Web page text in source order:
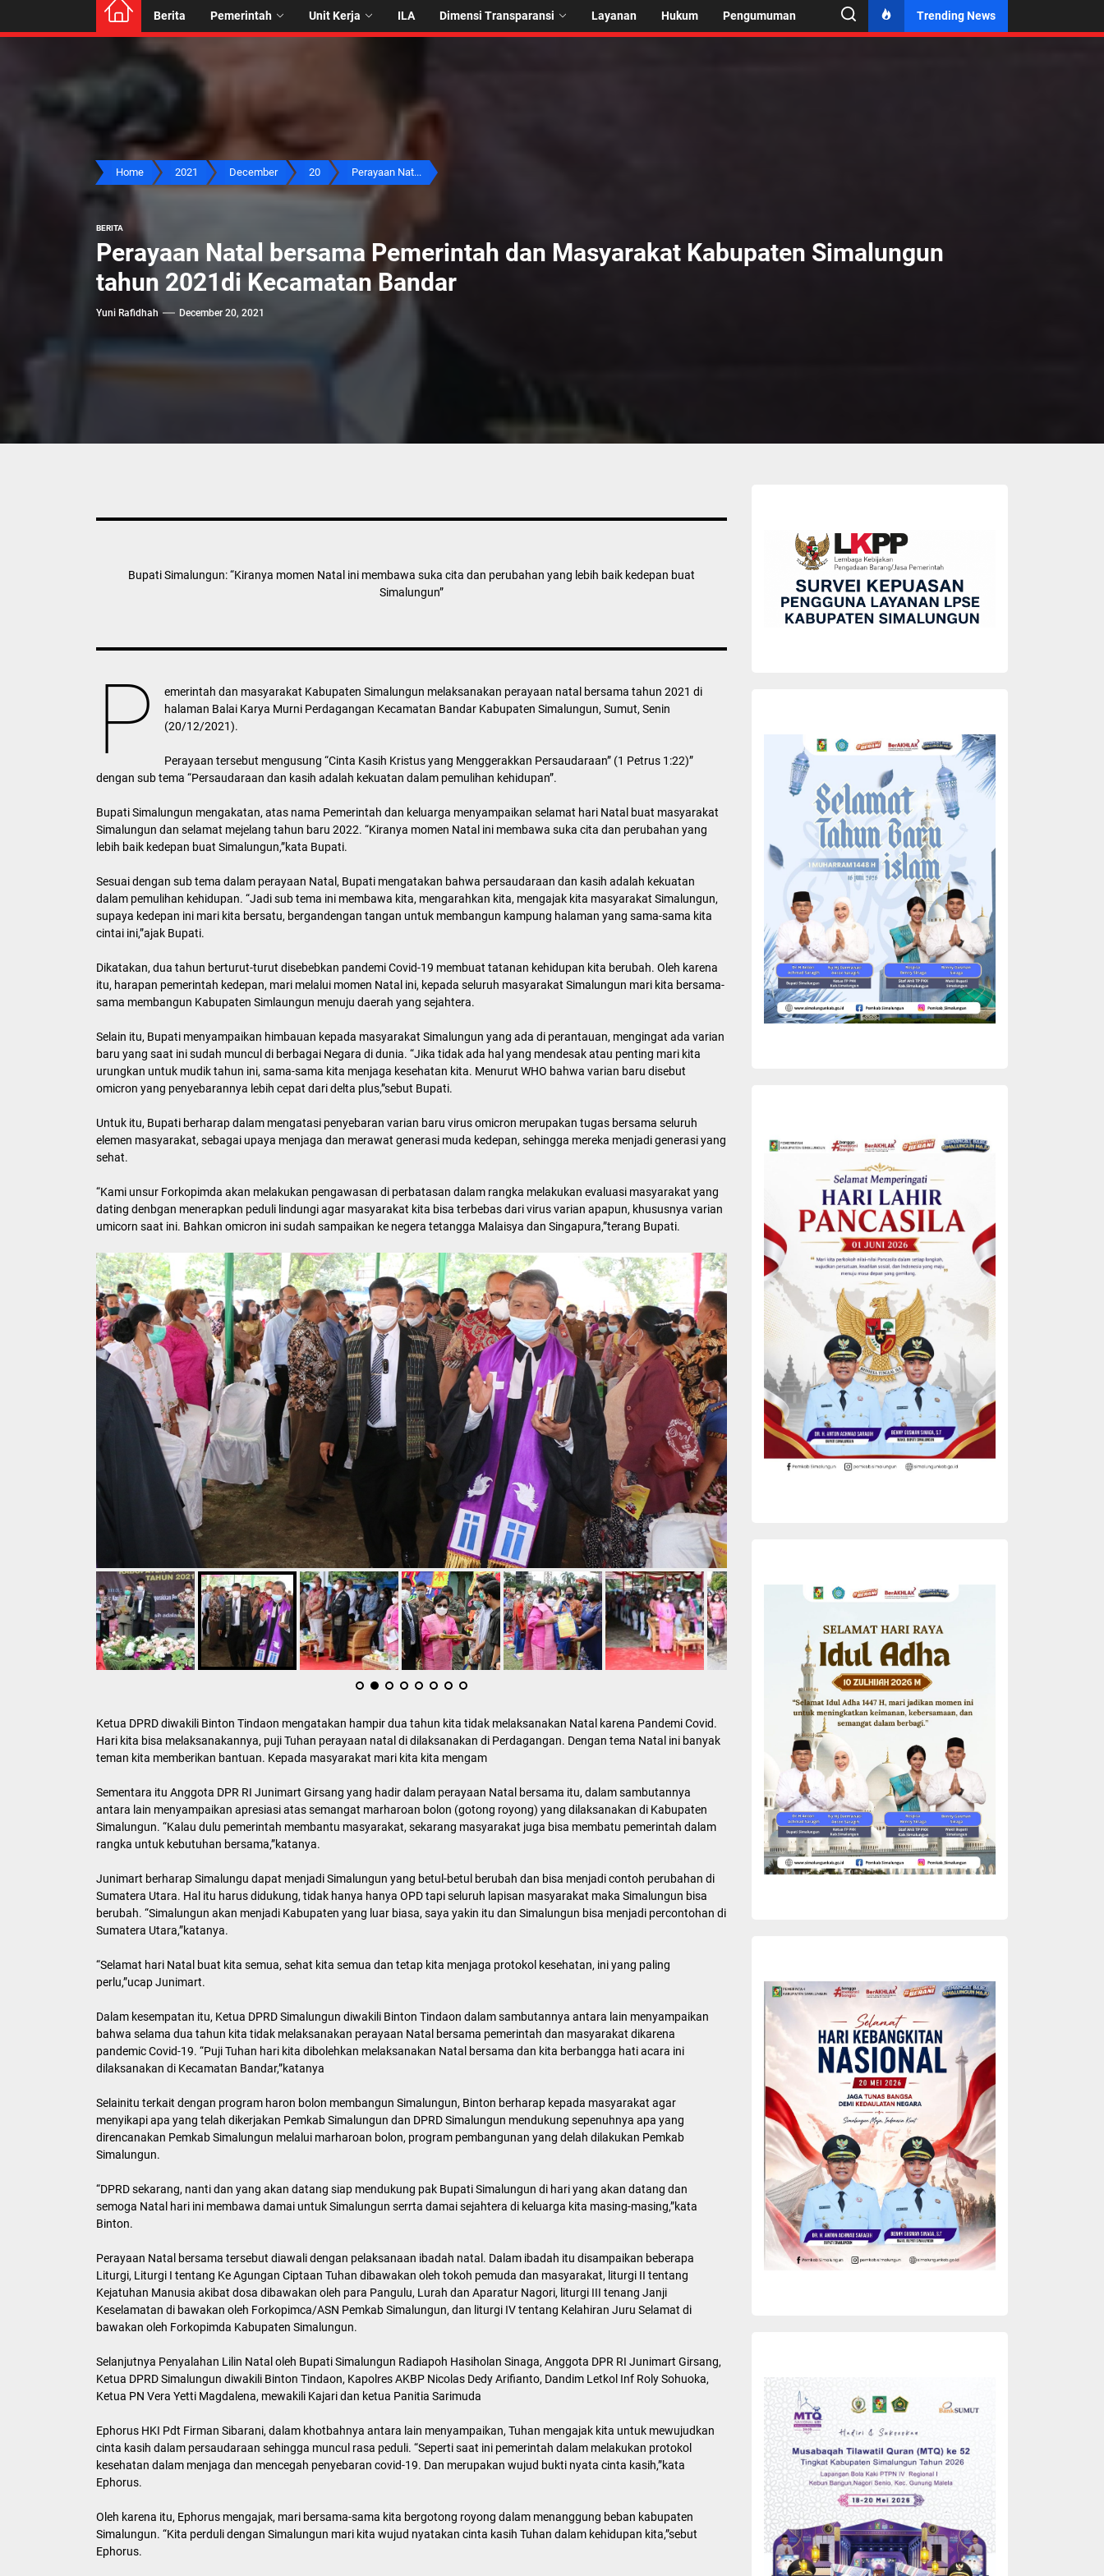
Berita Pemerintah Unit Kerja ILA Dimensi Transparansi Layanan Hukum Pengumuman Trending News
Home 2021 December 20 Perayaan Nat...
BERITA
Perayaan Natal bersama Pemerintah dan Masyarakat Kabupaten Simalungun
tahun 2021di Kecamatan Bandar
Yuni Rafidhah December 20, 2021
Bupati Simalungun: “Kiranya momen Natal ini membawa suka cita dan perubahan yang lebih baik kedepan buat
Simalungun”
P
emerintah dan masyarakat Kabupaten Simalungun melaksanakan perayaan natal bersama tahun 2021 di
halaman Balai Karya Murni Perdagangan Kecamatan Bandar Kabupaten Simalungun, Sumut, Senin
(20/12/2021).
Perayaan tersebut mengusung “Cinta Kasih Kristus yang Menggerakkan Persaudaraan” (1 Petrus 1:22)”
dengan sub tema “Persaudaraan dan kasih adalah kekuatan dalam pemulihan kehidupan”.
Bupati Simalungun mengakatan, atas nama Pemerintah dan keluarga menyampaikan selamat hari Natal buat masyarakat
Simalungun dan selamat mejelang tahun baru 2022. “Kiranya momen Natal ini membawa suka cita dan perubahan yang
lebih baik kedepan buat Simalungun,”kata Bupati.
Sesuai dengan sub tema dalam perayaan Natal, Bupati mengatakan bahwa persaudaraan dan kasih adalah kekuatan
dalam pemulihan kehidupan. “Jadi sub tema ini membawa kita, mengarahkan kita, mengajak kita masyarakat Simalungun,
supaya kedepan ini mari kita bersatu, bergandengan tangan untuk membangun kampung halaman yang sama-sama kita
cintai ini,”ajak Bupati.
Dikatakan, dua tahun berturut-turut disebebkan pandemi Covid-19 membuat tatanan kehidupan kita berubah. Oleh karena
itu, harapan pemerintah kedepan, mari melalui momen Natal ini, kepada seluruh masyarakat Simalungun mari kita bersama-
sama membangun Kabupaten Simlaungun menuju daerah yang sejahtera.
Selain itu, Bupati menyampaikan himbauan kepada masyarakat Simalungun yang ada di perantauan, mengingat ada varian
baru yang saat ini sudah muncul di berbagai Negara di dunia. “Jika tidak ada hal yang mendesak atau penting mari kita
urungkan untuk mudik tahun ini, sama-sama kita menjaga kesehatan kita. Menurut WHO bahwa varian baru disebut
omicron yang penyebarannya lebih cepat dari delta plus,”sebut Bupati.
Untuk itu, Bupati berharap dalam mengatasi penyebaran varian baru virus omicron merupakan tugas bersama seluruh
elemen masyarakat, sebagai upaya menjaga dan merawat generasi muda kedepan, sehingga mereka menjadi generasi yang
sehat.
“Kami unsur Forkopimda akan melakukan pengawasan di perbatasan dalam rangka melakukan evaluasi masyarakat yang
dating denbgan menerapkan peduli lindungi agar masyarakat kita bisa terbebas dari virus varian apapun, khususnya varian
umicorn saat ini. Bahkan omicron ini sudah sampaikan ke negera tetangga Malaisya dan Singapura,”terang Bupati.
Ketua DPRD diwakili Binton Tindaon mengatakan hampir dua tahun kita tidak melaksanakan Natal karena Pandemi Covid.
Hari kita bisa melaksanakannya, puji Tuhan perayaan natal di dilaksanakan di Perdagangan. Dengan tema Natal ini banyak
teman kita memberikan bantuan. Kepada masyarakat mari kita kita mengam
Sementara itu Anggota DPR RI Junimart Girsang yang hadir dalam perayaan Natal bersama itu, dalam sambutannya
antara lain menyampaikan apresiasi atas semangat marharoan bolon (gotong royong) yang dilaksanakan di Kabupaten
Simalungun. “Kalau dulu pemerintah membantu masyarakat, sekarang masyarakat juga bisa membatu pemerintah dalam
rangka untuk kebutuhan bersama,”katanya.
Junimart berharap Simalungu dapat menjadi Simalungun yang betul-betul berubah dan bisa menjadi contoh perubahan di
Sumatera Utara. Hal itu harus didukung, tidak hanya hanya OPD tapi seluruh lapisan masyarakat maka Simalungun bisa
berubah. “Simalungun akan menjadi Kabupaten yang luar biasa, saya yakin itu dan Simalungun bisa menjadi percontohan di
Sumatera Utara,”katanya.
“Selamat hari Natal buat kita semua, sehat kita semua dan tetap kita menjaga protokol kesehatan, ini yang paling
perlu,”ucap Junimart.
Dalam kesempatan itu, Ketua DPRD Simalungun diwakili Binton Tindaon dalam sambutannya antara lain menyampaikan
bahwa selama dua tahun kita tidak melaksanakan perayaan Natal bersama pemerintah dan masyarakat dikarena
pandemic Covid-19. “Puji Tuhan hari kita dibolehkan melaksanakan Natal bersama dan kita berbangga hati acara ini
dilaksanakan di Kecamatan Bandar,”katanya
Selainitu terkait dengan program haron bolon membangun Simalungun, Binton berharap kepada masyarakat agar
menyikapi apa yang telah dikerjakan Pemkab Simalungun dan DPRD Simalungun mendukung sepenuhnya apa yang
direncanakan Pemkab Simalungun melalui marharoan bolon, program pembangunan yang delah dilakukan Pemkab
Simalungun.
“DPRD sekarang, nanti dan yang akan datang siap mendukung pak Bupati Simalungun di hari yang akan datang dan
semoga Natal hari ini membawa damai untuk Simalungun serrta damai sejahtera di keluarga kita masing-masing,”kata
Binton.
Perayaan Natal bersama tersebut diawali dengan pelaksanaan ibadah natal. Dalam ibadah itu disampaikan beberapa
Liturgi, Liturgi I tentang Ke Agungan Ciptaan Tuhan dibawakan oleh tokoh pemuda dan masyarakat, liturgi II tentang
Kejatuhan Manusia akibat dosa dibawakan oleh para Pangulu, Lurah dan Aparatur Nagori, liturgi III tenang Janji
Keselamatan di bawakan oleh Forkopimca/ASN Pemkab Simalungun, dan liturgi IV tentang Kelahiran Juru Selamat di
bawakan oleh Forkopimda Kabupaten Simalungun.
Selanjutnya Penyalahan Lilin Natal oleh Bupati Simalungun Radiapoh Hasiholan Sinaga, Anggota DPR RI Junimart Girsang,
Ketua DPRD Simalungun diwakili Binton Tindaon, Kapolres AKBP Nicolas Dedy Arifianto, Dandim Letkol Inf Roly Sohuoka,
Ketua PN Vera Yetti Magdalena, mewakili Kajari dan ketua Panitia Sarimuda
Ephorus HKI Pdt Firman Sibarani, dalam khotbahnya antara lain menyampaikan, Tuhan mengajak kita untuk mewujudkan
cinta kasih dalam persaudaraan sehingga muncul rasa peduli. “Seperti saat ini pemerintah dalam melakukan protokol
kesehatan dalam menjaga dan mencegah penyebaran covid-19. Dan merupakan wujud bukti nyata cinta kasih,”kata
Ephorus.
Oleh karena itu, Ephorus mengajak, mari bersama-sama kita bergotong royong dalam menanggung beban kabupaten
Simalungun. “Kita perduli dengan Simalungun mari kita wujud nyatakan cinta kasih Tuhan dalam kehidupan kita,”sebut
Ephorus.